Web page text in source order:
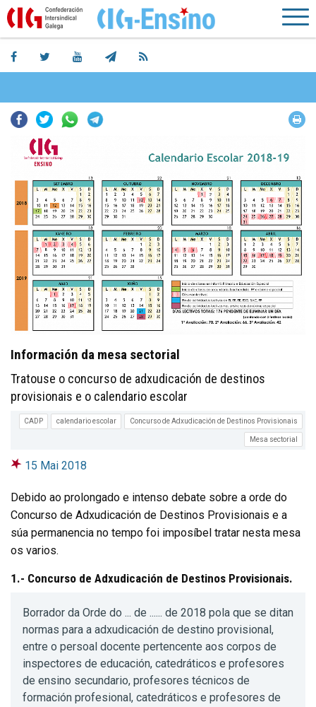
Facebook
TwitterWhatsapp
Información da mesa sectorial
Tratouse o concurso de adxudicación de destinos
provisionais e o calendario escolar
CADP calendario escolar Concurso de Adxudicación de Destinos Provisionais
Mesa sectorial
15 Mai 2018
Debido ao prolongado e intenso debate sobre a orde do
Concurso de Adxudicación de Destinos Provisionais e a
súa permanencia no tempo foi imposíbel tratar nesta mesa
os varios.
1.- Concurso de Adxudicación de Destinos Provisionais.
Borrador da Orde do ... de ...... de 2018 pola que se ditan
normas para a adxudicación de destino provisional,
entre o persoal docente pertencente aos corpos de
inspectores de educación, catedráticos e profesores
de ensino secundario, profesores técnicos de
formación profesional, catedráticos e profesores de